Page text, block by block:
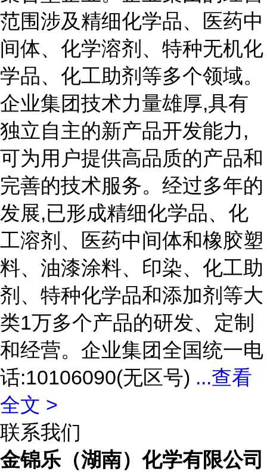
范围涉及精细化学品、医药中
间体、化学溶剂、特种无机化
学品、化工助剂等多个领域。
企业集团技术力量雄厚,具有
独立自主的新产品开发能力,
可为用户提供高品质的产品和
完善的技术服务。经过多年的
发展,已形成精细化学品、化
工溶剂、医药中间体和橡胶塑
料、油漆涂料、印染、化工助
剂、特种化学品和添加剂等大
类1万多个产品的研发、定制
和经营。企业集团全国统一电
话:10106090(无区号) ...查看
全文 >
联系我们
金锦乐（湖南）化学有限公司